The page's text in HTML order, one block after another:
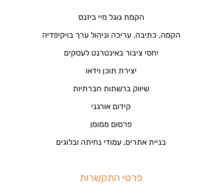
הקמת גוגל מיי ביזנס
הקמה, כתיבה, עריכה וניהול ערך בויקיפדיה
יחסי ציבור באינטרנט לעסקים
יצירת תוכן וידאו
שיווק ברשתות חברתיות
קידום אורגני
פרסום ממומן
בניית אתרים, עמודי נחיתה ובלוגים
פרטי התקשרות